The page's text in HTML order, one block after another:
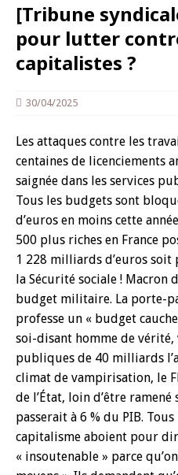
[Tribune
pour lutter
capitalistes ?
30/04/2025
Les attaques contre les
centaines de licenciements
saignée dans les services
Tous les budgets sont
d’euros en moins cette
500 plus riches en France
1 228 milliards d’euros
la Sécurité sociale !
budget militaire. La porte-
professe un « budget
soi-disant homme de
publiques de 40 milliards
climat de vampirisation, le
de l’État, loin d’être ramené
passerait à 6 % du PIB.
capitalisme aboient pour
« insoutenable » parce